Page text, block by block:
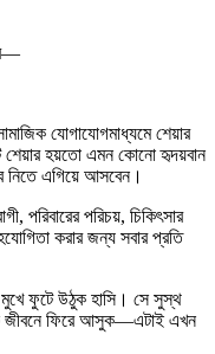
যোগাযোগমাধ্যমে শেয়ার
শেয়ার হয়তো এমন কোনো হৃদয়বান
নিতে এগিয়ে আসবেন।
পরিবারের পরিচয়, চিকিৎসার
করার জন্য সবার প্রতি
ফুটে উঠুক হাসি। সে সুস্থ
জীবনে ফিরে আসুক—এটাই এখন